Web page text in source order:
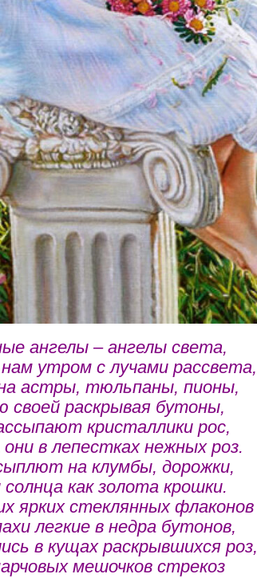
ангелы – ангелы света,
утром с лучами рассвета,
астры, тюльпаны, пионы,
своей раскрывая бутоны,
кристаллики рос,
в лепестках нежных роз.
на клумбы, дорожки,
солнца как золота крошки.
ярких стеклянных флаконов
легкие в недра бутонов,
в кущах раскрывшихся роз,
мешочков стрекоз